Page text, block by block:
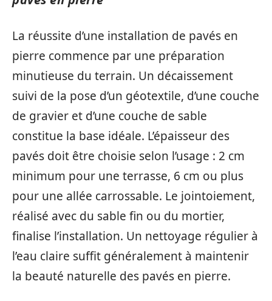
La réussite d’une installation de pavés en
pierre commence par une préparation
minutieuse du terrain. Un décaissement
suivi de la pose d’un géotextile, d’une couche
de gravier et d’une couche de sable
constitue la base idéale. L’épaisseur des
pavés doit être choisie selon l’usage : 2 cm
minimum pour une terrasse, 6 cm ou plus
pour une allée carrossable. Le jointoiement,
réalisé avec du sable fin ou du mortier,
finalise l’installation. Un nettoyage régulier à
l’eau claire suffit généralement à maintenir
la beauté naturelle des pavés en pierre.